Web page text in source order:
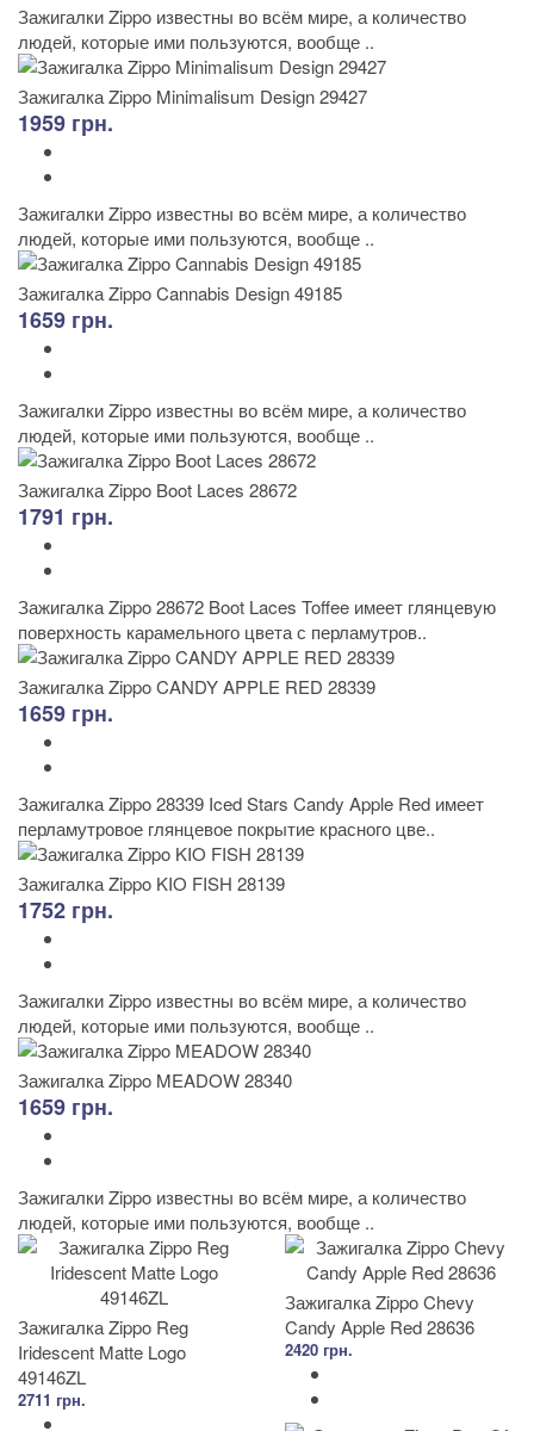
Зажигалки Zippo известны во всём мире, а количество
людей, которые ими пользуются, вообще ..
Зажигалка Zippo Minimalisum Design 29427
1959 грн.
Зажигалки Zippo известны во всём мире, а количество
людей, которые ими пользуются, вообще ..
Зажигалка Zippo Cannabis Design 49185
1659 грн.
Зажигалки Zippo известны во всём мире, а количество
людей, которые ими пользуются, вообще ..
Зажигалка Zippo Boot Laces 28672
1791 грн.
Зажигалка Zippo 28672 Boot Laces Toffee имеет глянцевую
поверхность карамельного цвета с перламутров..
Зажигалка Zippo CANDY APPLE RED 28339
1659 грн.
Зажигалка Zippo 28339 Iced Stars Candy Apple Red имеет
перламутровое глянцевое покрытие красного цве..
Зажигалка Zippo KIO FISH 28139
1752 грн.
Зажигалки Zippo известны во всём мире, а количество
людей, которые ими пользуются, вообще ..
Зажигалка Zippo MEADOW 28340
1659 грн.
Зажигалки Zippo известны во всём мире, а количество
людей, которые ими пользуются, вообще ..
Зажигалка Zippo Reg
Iridescent Matte Logo
49146ZL
2711 грн.
Зажигалка Zippo Chevy
Candy Apple Red 28636
2420 грн.